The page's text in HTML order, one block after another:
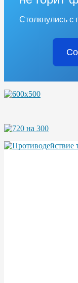
Столкнулись